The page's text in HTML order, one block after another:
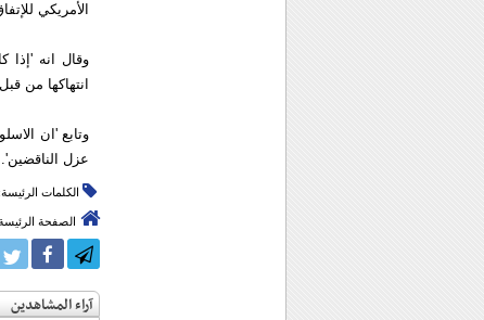
الأمريكي
وقال انه
انتهاكها من
وتابع 'ان
عزل الناقضين'.
الكلمات الرئيسة:
الصفحة
آراء المشاهدين